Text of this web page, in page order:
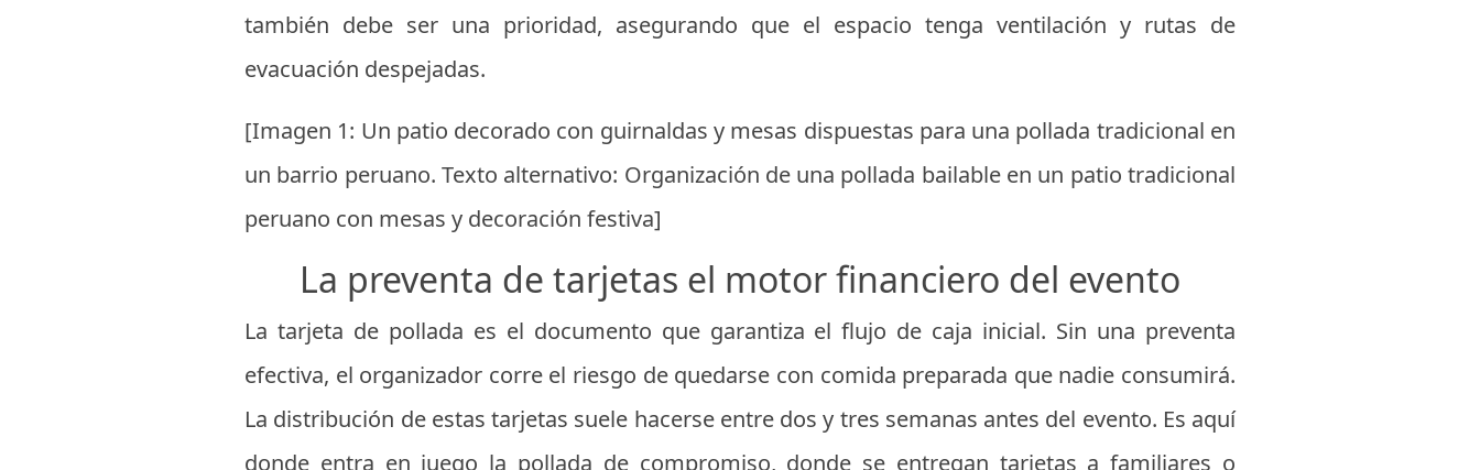
también debe ser una prioridad, asegurando que el espacio tenga ventilación y rutas de
evacuación despejadas.
[Imagen 1: Un patio decorado con guirnaldas y mesas dispuestas para una pollada tradicional en
un barrio peruano. Texto alternativo: Organización de una pollada bailable en un patio tradicional
peruano con mesas y decoración festiva]
La preventa de tarjetas el motor financiero del evento
La tarjeta de pollada es el documento que garantiza el flujo de caja inicial. Sin una preventa
efectiva, el organizador corre el riesgo de quedarse con comida preparada que nadie consumirá.
La distribución de estas tarjetas suele hacerse entre dos y tres semanas antes del evento. Es aquí
donde entra en juego la pollada de compromiso, donde se entregan tarjetas a familiares o